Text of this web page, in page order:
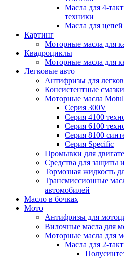
Масла для 4-
техники
Масла для
Картинг
Моторные масла для
Квадроциклы
Моторные масла для
Легковые авто
Антифризы для
Консистентные
Моторные масла Motul
Серия 300V
Серия 4100
Серия 6100
Серия 8100
Серия Specific
Промывки для
Средства для защиты
Тормозная жидкость
Трансмиссионные
автомобилей
Масло в бочках
Мото
Антифризы для
Вилочные масла для
Моторные масла для
Масла для 2-